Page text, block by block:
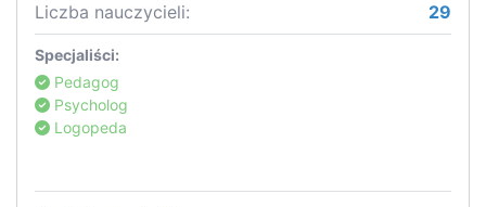
Liczba nauczycieli:
29
Specjaliści:
Pedagog
Psycholog
Logopeda